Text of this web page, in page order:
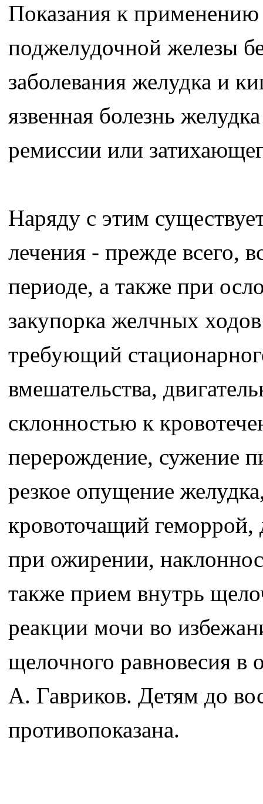
Показания к
поджелудочной железы
заболевания желудка и
язвенная болезнь
ремиссии или
Наряду с этим
лечения - прежде всего,
периоде, а также при
закупорка желчных
требующий
вмешательства,
склонностью к
перерождение, сужение
резкое опущение
кровоточащий геморрой,
при ожирении,
также прием внутрь
реакции мочи во
щелочного равновесия в
А. Гавриков. Детям до
противопоказана.